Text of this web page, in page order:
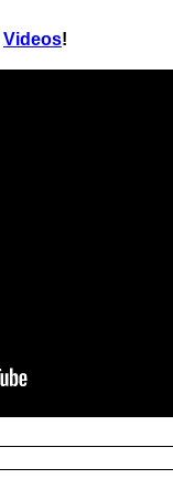
Videos!